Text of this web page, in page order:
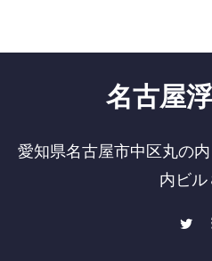
名古屋
愛知県名古屋市中区丸の
内ビル